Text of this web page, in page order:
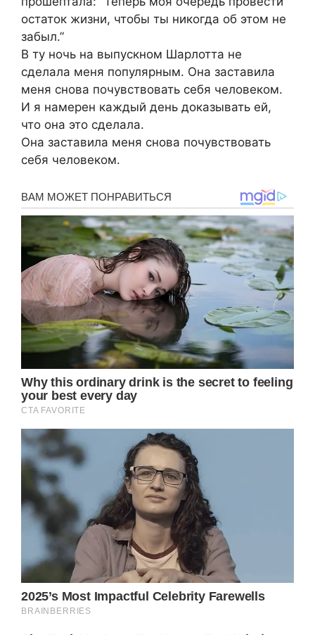
остаток жизни, чтобы ты никогда об этом не
забыл.”
В ту ночь на выпускном Шарлотта не
сделала меня популярным. Она заставила
меня снова почувствовать себя человеком.
И я намерен каждый день доказывать ей,
что она это сделала.
Она заставила меня снова почувствовать
себя человеком.